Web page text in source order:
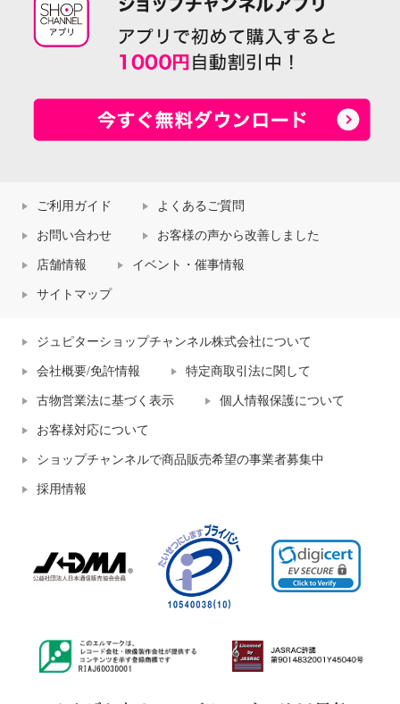
ご利用ガイド よくあるご質問
お問い合わせ お客様の声から改善しました
店舗情報 イベント・催事情報
サイトマップ
ジュピターショップチャンネル株式会社について
会社概要/免許情報 特定商取引法に関して
古物営業法に基づく表示 個人情報保護について
お客様対応について
ショップチャンネルで商品販売希望の事業者募集中
採用情報